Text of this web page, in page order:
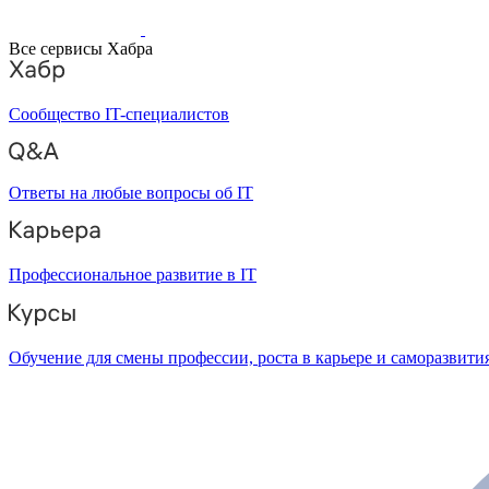
Все сервисы Хабра
Сообщество IT-специалистов
Ответы на любые вопросы об IT
Профессиональное развитие в IT
Обучение для смены профессии, роста в карьере и